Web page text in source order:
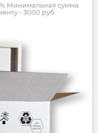
Минимальная сумма
- 3000 руб.